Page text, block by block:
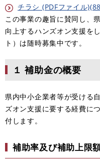
チラシ (PDFファイル
この事業の趣旨に賛同し、
向上するハンズオン支援を
ト）は随時募集中です。
１ 補助金の概要
県内中小企業者等が受ける
ズオン支援に要する経費に
付します。
補助率及び補助上限